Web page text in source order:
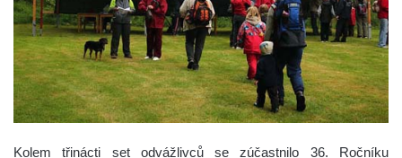
Kolem třinácti set odvážlivců se zúčastnilo 36. Ročníku